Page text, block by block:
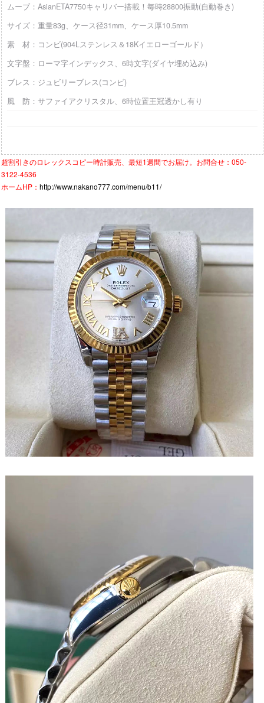
ムーブ：AsianETA7750キャリバー搭載！毎時28800振動(自動巻き)
サイズ：重量83g、ケース径31mm、ケース厚10.5mm
素 材：コンビ(904Lステンレス＆18Kイエローゴールド）
文字盤：ローマ字インデックス、6時文字(ダイヤ埋め込み)
ブレス：ジュビリーブレス(コンビ)
風 防：サファイアクリスタル、6時位置王冠透かし有り
超割引きのロレックスコピー時計販売、最短1週間でお届け。お問合せ：050-
3122-4536
ホームHP： http://www.nakano777.com/menu/b11/